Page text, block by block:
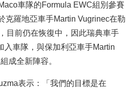
車隊的Formula EWC組別參賽
克羅地亞車手Martin Vugrinec在勒
目前仍在恢復中，因此瑞典車手
入車隊，與保加利亞車手Martin
成全新陣容。
表示：「我們的目標是在